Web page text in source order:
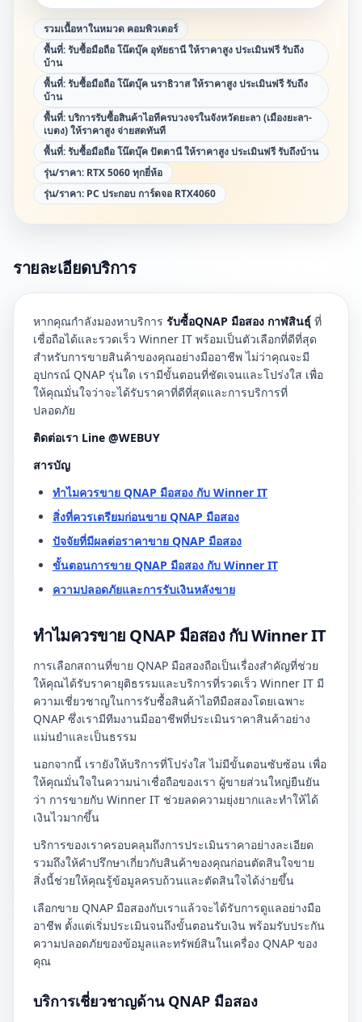
รวมเนื้อหาในหมวด คอมพิวเตอร์
พื้นที่:รับซื้อมือถือ โน๊ตบุ๊ค อุทัยธานี ให้ราคาสูง ประเมินฟรี รับถึง
บ้าน
พื้นที่:รับซื้อมือถือ โน๊ตบุ๊ค นราธิวาส ให้ราคาสูง ประเมินฟรี รับถึง
บ้าน
พื้นที่:บริการรับซื้อสินค้าไอทีครบวงจรในจังหวัดยะลา (เมืองยะลา-
เบตง) ให้ราคาสูง จ่ายสดทันที
พื้นที่:รับซื้อมือถือ โน๊ตบุ๊ค ปัตตานี ให้ราคาสูง ประเมินฟรี รับถึงบ้าน
รุ่น/ราคา: RTX 5060 ทุกยี่ห้อ
รุ่น/ราคา: PC ประกอบ การ์ดจอ RTX4060
รายละเอียดบริการ
หากคุณกำลังมองหาบริการ รับซื้อQNAP มือสอง กาฬสินธุ์ ที่
เชื่อถือได้และรวดเร็ว Winner IT พร้อมเป็นตัวเลือกที่ดีที่สุด
สำหรับการขายสินค้าของคุณอย่างมืออาชีพ ไม่ว่าคุณจะมี
อุปกรณ์ QNAP รุ่นใด เรามีขั้นตอนที่ชัดเจนและโปร่งใส เพื่อ
ให้คุณมั่นใจว่าจะได้รับราคาที่ดีที่สุดและการบริการที่
ปลอดภัย
ติดต่อเรา Line @WEBUY
สารบัญ
ทำไมควรขาย QNAP มือสอง กับ Winner IT
สิ่งที่ควรเตรียมก่อนขาย QNAP มือสอง
ปัจจัยที่มีผลต่อราคาขาย QNAP มือสอง
ขั้นตอนการขาย QNAP มือสอง กับ Winner IT
ความปลอดภัยและการรับเงินหลังขาย
ทำไมควรขาย QNAP มือสอง กับ Winner IT
การเลือกสถานที่ขาย QNAP มือสองถือเป็นเรื่องสำคัญที่ช่วย
ให้คุณได้รับราคายุติธรรมและบริการที่รวดเร็ว Winner IT มี
ความเชี่ยวชาญในการรับซื้อสินค้าไอทีมือสองโดยเฉพาะ
QNAP ซึ่งเรามีทีมงานมืออาชีพที่ประเมินราคาสินค้าอย่าง
แม่นยำและเป็นธรรม
นอกจากนี้ เรายังให้บริการที่โปร่งใส ไม่มีขั้นตอนซับซ้อน เพื่อ
ให้คุณมั่นใจในความน่าเชื่อถือของเรา ผู้ขายส่วนใหญ่ยืนยัน
ว่า การขายกับ Winner IT ช่วยลดความยุ่งยากและทำให้ได้
เงินไวมากขึ้น
บริการของเราครอบคลุมถึงการประเมินราคาอย่างละเอียด
รวมถึงให้คำปรึกษาเกี่ยวกับสินค้าของคุณก่อนตัดสินใจขาย
สิ่งนี้ช่วยให้คุณรู้ข้อมูลครบถ้วนและตัดสินใจได้ง่ายขึ้น
เลือกขาย QNAP มือสองกับเราแล้วจะได้รับการดูแลอย่างมือ
อาชีพ ตั้งแต่เริ่มประเมินจนถึงขั้นตอนรับเงิน พร้อมรับประกัน
ความปลอดภัยของข้อมูลและทรัพย์สินในเครื่อง QNAP ของ
คุณ
บริการเชี่ยวชาญด้าน QNAP มือสอง